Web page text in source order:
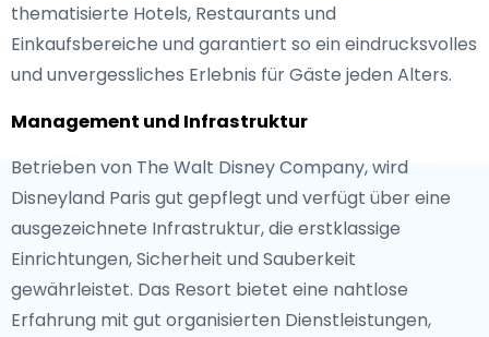
thematisierte Hotels, Restaurants und
Einkaufsbereiche und garantiert so ein eindrucksvolles
und unvergessliches Erlebnis für Gäste jeden Alters.
Management und Infrastruktur
Betrieben von The Walt Disney Company, wird
Disneyland Paris gut gepflegt und verfügt über eine
ausgezeichnete Infrastruktur, die erstklassige
Einrichtungen, Sicherheit und Sauberkeit
gewährleistet. Das Resort bietet eine nahtlose
Erfahrung mit gut organisierten Dienstleistungen,